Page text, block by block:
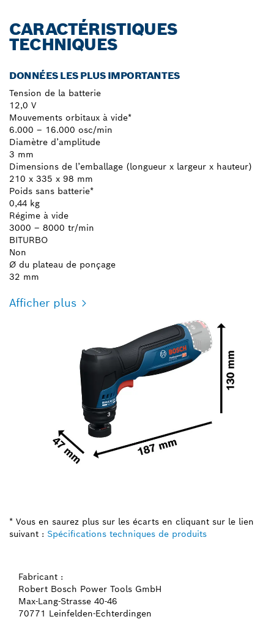
CARACTÉRISTIQUES
TECHNIQUES
DONNÉES LES PLUS IMPORTANTES
Tension de la batterie
12,0 V
Mouvements orbitaux à vide*
6.000 – 16.000 osc/min
Diamètre d’amplitude
3 mm
Dimensions de l’emballage (longueur x largeur x hauteur)
210 x 335 x 98 mm
Poids sans batterie*
0,44 kg
Régime à vide
3000 – 8000 tr/min
BITURBO
Non
Ø du plateau de ponçage
32 mm
Afficher plus
* Vous en saurez plus sur les écarts en cliquant sur le lien
suivant : Spécifications techniques de produits
Fabricant :
Robert Bosch Power Tools GmbH
Max-Lang-Strasse 40-46
70771 Leinfelden-Echterdingen